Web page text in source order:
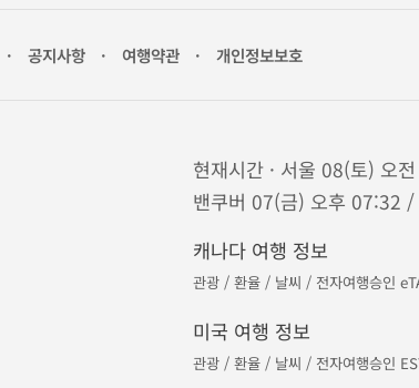
· 공지사항 · 여행약관 · 개인정보보호
현재시간 · 서울 08(토) 오
밴쿠버 07(금) 오후 07:32
캐나다 여행 정보
관광 / 환율 / 날씨 / 전자여행승인
미국 여행 정보
관광 / 환율 / 날씨 / 전자여행승인